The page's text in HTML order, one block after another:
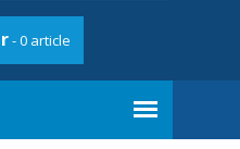
- 0 article